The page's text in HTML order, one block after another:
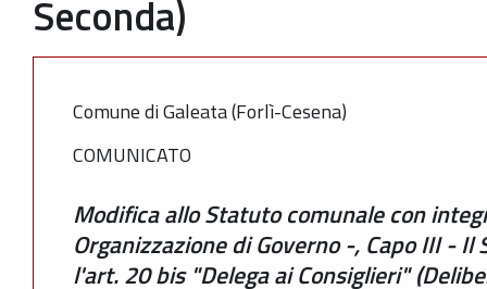
Seconda)
Comune di Galeata (Forlì-Cesena)
COMUNICATO
Modifica allo Statuto comunale con
Organizzazione di Governo -, Capo III - Il
l'art. 20 bis "Delega ai Consiglieri"